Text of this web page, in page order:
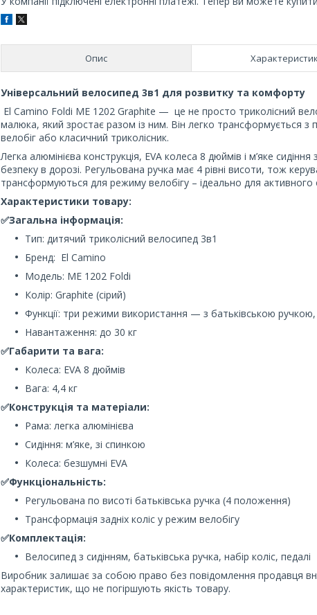
Опис
Універсальний велосипед 3в1 для розвитку та комфорту
El Camino Foldi ME 1202 Graphite — це не просто триколісний
малюка, який зростає разом із ним. Він легко трансформується
велобіг або класичний триколісник.
Легка алюмінієва конструкція, EVA колеса 8 дюймів і м’яке
безпеку в дорозі. Регульована ручка має 4 рівні висоти, тож
трансформуються для режиму велобігу – ідеально для
Характеристики товару:
✅Загальна інформація:
Тип: дитячий триколісний велосипед 3в1
Бренд: El Camino
Модель: ME 1202 Foldi
Колір: Graphite (сірий)
Функції: три режими використання — з батьківською
Навантаження: до 30 кг
✅Габарити та вага:
Колеса: EVA 8 дюймів
Вага: 4,4 кг
✅Конструкція та матеріали:
Рама: легка алюмінієва
Сидіння: м’яке, зі спинкою
Колеса: безшумні EVA
✅Функціональність:
Регульована по висоті батьківська ручка (4 положення)
Трансформація задніх коліс у режим велобігу
✅Комплектація:
Велосипед з сидінням, батьківська ручка, набір коліс, педалі
Виробник залишає за собою право без повідомлення продавця
характеристик, що не погіршують якість товару.